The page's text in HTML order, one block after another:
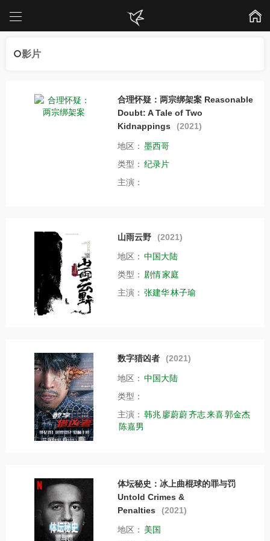
影片
合理怀疑：两宗绑架案 Reasonable
Doubt: A Tale of Two
Kidnappings
(2021)
地区： 墨西哥
类型： 纪录片
主演：
山雨云野 (2021)
地区： 中国大陆
类型： 剧情家庭
主演： 张建华林子瑜
数字猎凶者 (2021)
地区： 中国大陆
类型：
主演： 韩兆廖蔚蔚齐志来喜郭金杰
陈嘉男
体坛秘史：冰上曲棍球的罪与罚
Untold Crimes &
Penalties
(2021)
地区： 美国